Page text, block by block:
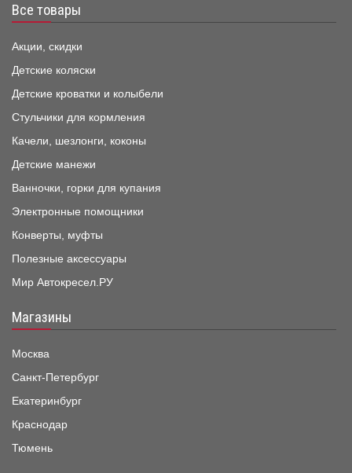
Все товары
Акции, скидки
Детские коляски
Детские кроватки и колыбели
Стульчики для кормления
Качели, шезлонги, коконы
Детские манежи
Ванночки, горки для купания
Электронные помощники
Конверты, муфты
Полезные аксессуары
Мир Автокресел.РУ
Магазины
Москва
Санкт-Петербург
Екатеринбург
Краснодар
Тюмень